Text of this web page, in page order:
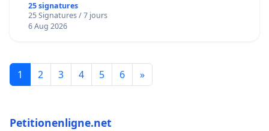
25 signatures
25 Signatures / 7 jours
6 Aug 2026
1 2 3 4 5 6 »
Petitionenligne.net